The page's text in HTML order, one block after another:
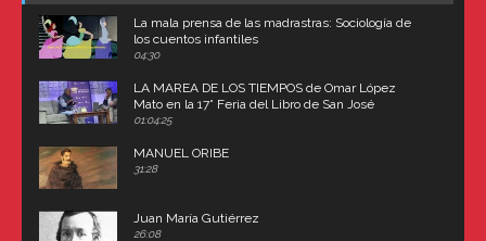
La mala prensa de las madrastras: Sociología de
los cuentos infantiles
04:30
LA MAREA DE LOS TIEMPOS de Omar López
Mato en la 17° Feria del Libro de San José
(Uruguay)
01:04:25
MANUEL ORIBE
31:28
Juan María Gutiérrez
26:08